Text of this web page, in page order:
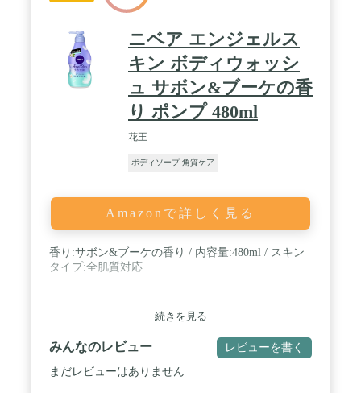
ニベア エンジェルス
キン ボディウォッシ
ュ サボン&ブーケの香
り ポンプ 480ml
花王
ボディソープ 角質ケア
Amazonで詳しく見る
香り:サボン&ブーケの香り / 内容量:480ml / スキン
タイプ:全肌質対応
続きを見る
みんなのレビュー レビューを書く
まだレビューはありません